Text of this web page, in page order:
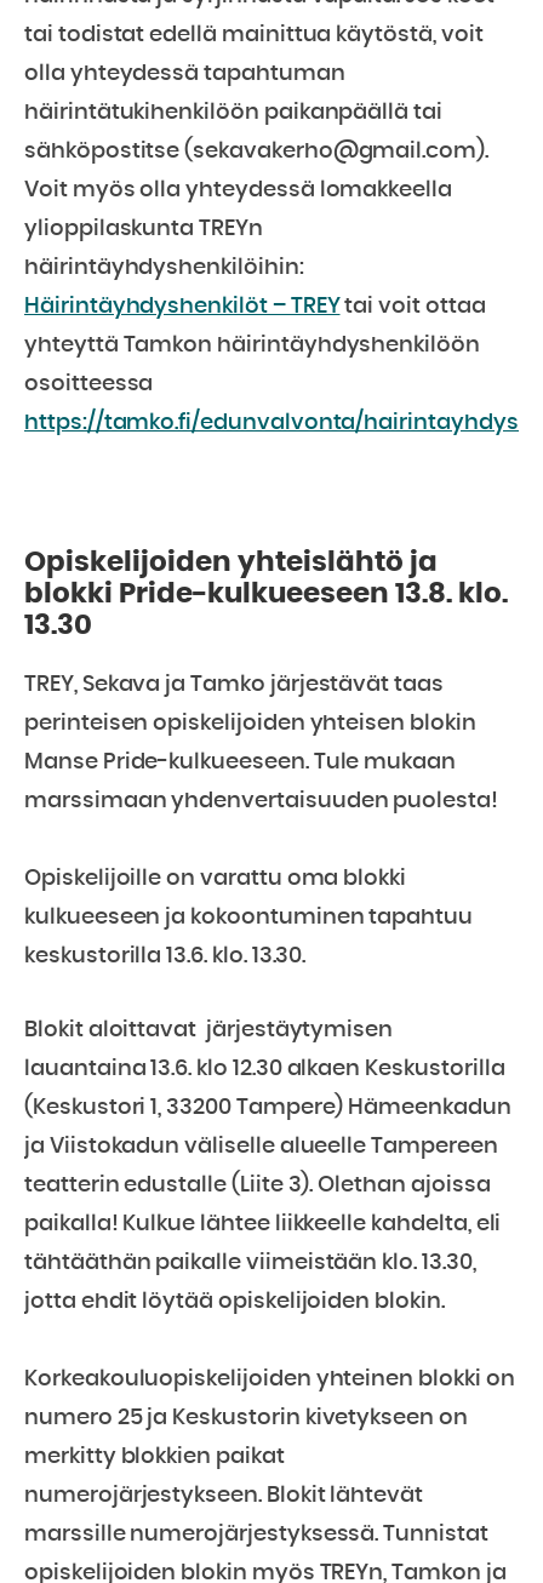
tai todistat edellä mainittua käytöstä, voit
olla yhteydessä tapahtuman
häirintätukihenkilöön paikanpäällä tai
sähköpostitse (sekavakerho@gmail.com).
Voit myös olla yhteydessä lomakkeella
ylioppilaskunta TREYn
häirintäyhdyshenkilöihin:
Häirintäyhdyshenkilöt – TREYtai voit ottaa
yhteyttä Tamkon häirintäyhdyshenkilöön
osoitteessa
https://tamko.fi/edunvalvonta/
Opiskelijoiden yhteislähtö ja
blokki Pride-kulkueeseen 13.8. klo.
13.30
TREY, Sekava ja Tamko järjestävät taas
perinteisen opiskelijoiden yhteisen blokin
Manse Pride-kulkueeseen. Tule mukaan
marssimaan yhdenvertaisuuden puolesta!
Opiskelijoille on varattu oma blokki
kulkueeseen ja kokoontuminen tapahtuu
keskustorilla 13.6. klo. 13.30.
Blokit aloittavat järjestäytymisen
lauantaina 13.6. klo 12.30 alkaen Keskustorilla
(Keskustori 1, 33200 Tampere) Hämeenkadun
ja Viistokadun väliselle alueelle Tampereen
teatterin edustalle (Liite 3). Olethan ajoissa
paikalla! Kulkue lähtee liikkeelle kahdelta, eli
tähtääthän paikalle viimeistään klo. 13.30,
jotta ehdit löytää opiskelijoiden blokin.
Korkeakouluopiskelijoiden yhteinen blokki on
numero 25 ja Keskustorin kivetykseen on
merkitty blokkien paikat
numerojärjestykseen. Blokit lähtevät
marssille numerojärjestyksessä. Tunnistat
opiskelijoiden blokin myös TREYn, Tamkon ja